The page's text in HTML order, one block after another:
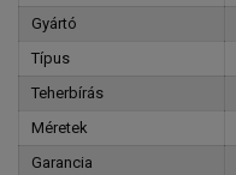
Gyártó
Típus
Teherbírás
Méretek
Garancia